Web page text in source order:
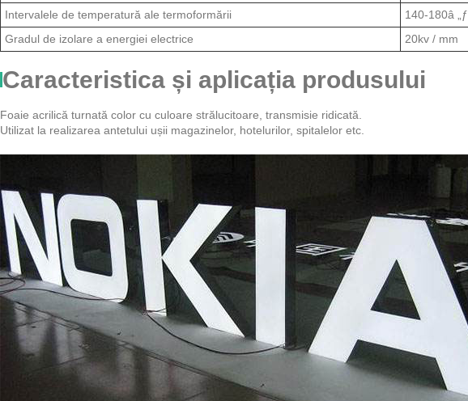
Intervalele de temperatură ale termoformării
140-180â „ƒ
Gradul de izolare a energiei electrice
20kv / mm
Caracteristica și aplicația produsului
Foaie acrilică turnată color cu culoare strălucitoare, transmisie ridicată.
Utilizat la realizarea antetului ușii magazinelor, hotelurilor, spitalelor etc.